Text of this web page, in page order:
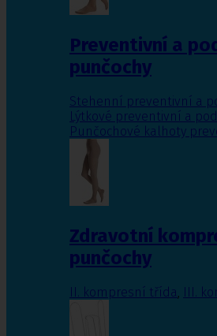
Preventivní a
punčochy
Stehenní preventivní a
Lýtkové preventivní a
Punčochové kalhoty
Zdravotní
punčochy
II. kompresní třída III.